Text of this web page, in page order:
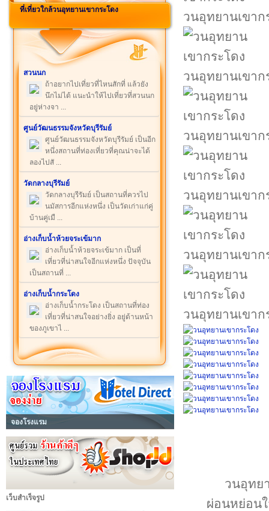
ที่เที่ยวใกล้วนอุทยานเขากระโดง
สวนนก
ถ้าอยากไปเที่ยวที่ไหนสักที่ แล้วยัง
นึกไม่ได้ แนะนำให้ไปเที่ยวที่สวนนก
อยู่ห่างจา ...
ศูนย์วัฒนธรรมจังหวัดบุรีรัมย์
ศูนย์วัฒนธรรมจังหวัดบุรีรัมย์ เป็นอีก
หนึ่งสถานที่ท่องเที่ยวที่คุณน่าจะได้
ลองไปสั ...
วัดกลางบุรีรัมย์
วัดกลางบุรีรัมย์ เป็นสถานที่ควรไป
นมัสการอีกแห่งหนึ่ง เป็นวัดเก่าแก่คู่
บ้านคู่เมื ...
อ่างเก็บน้ำห้วยจระเข้มาก
อ่างเก็บน้ำห้วยจระเข้มาก เป็นที่
เที่ยวที่น่าสนใจอีกแห่งหนึ่ง ปัจจุบัน
เป็นสถานที่ ...
อ่างเก็บน้ำกระโดง
อ่างเก็บน้ำกระโดง เป็นสถานที่ท่อง
เที่ยวที่น่าสนใจอย่างยิ่ง อยู่ด้านหน้า
ของภูเขาไ ...
จองโรงแรม
เว็บสำเร็จรูป
วนอุทยานเขาก
วนอุทยานเขาก
วนอุทยานเขาก
วนอุทยานเขาก
วนอุทยานเขาก
วนอุทยานเขาก
วนอุทย
ผ่อนหย่อน